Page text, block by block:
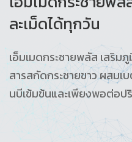
ละเม็ดได้ทุกวัน
เอ็มเมดกระชายพลัส เสริม
สารสกัดกระชายขาว ผสมเ
นบีเข้มข้นและเพียงพอต่อป